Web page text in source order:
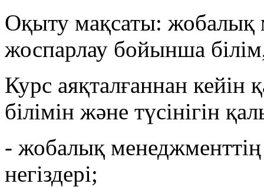
Оқыту мақсаты: жобалық
жоспарлау бойынша
Курс аяқталғаннан кейін
білімін және түсінігін
- жобалық менеджменттің
негіздері;